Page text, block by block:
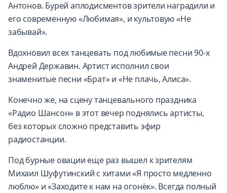
Антонов. Бурей аплодисментов зрители наградили и
его современную «Любимая», и культовую «Не
забывай».
Вдохновил всех танцевать под любимые песни 90-х
Андрей Державин. Артист исполнил свои
знаменитые песни «Брат» и «Не плачь, Алиса».
Конечно же, на сцену танцевального праздника
«Радио Шансон» в этот вечер поднялись артисты,
без которых сложно представить эфир
радиостанции.
Под бурные овации еще раз вышел к зрителям
Михаил Шуфутинский с хитами «Я просто медленно
люблю» и «Заходите к нам на огонёк». Всегда полный